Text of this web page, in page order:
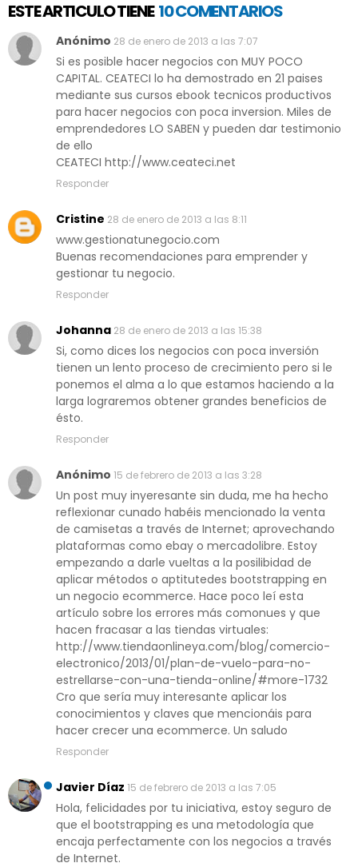
ESTE ARTICULO TIENE 10 COMENTARIOS
Anónimo 28 de enero de 2013 a las 7:07
Si es posible hacer negocios con MUY POCO
CAPITAL. CEATECI lo ha demostrado en 21 paises
mediante sus cursos ebook tecnicos productivos
para hacer negocios con poca inversion. Miles de
emprendedores LO SABEN y pueden dar testimonio
de ello
CEATECI http://www.ceateci.net
Responder
Cristine 28 de enero de 2013 a las 8:11
www.gestionatunegocio.com
Buenas recomendaciones para emprender y
gestionar tu negocio.
Responder
Johanna 28 de enero de 2013 a las 15:38
Si, como dices los negocios con poca inversión
tienen un lento proceso de crecimiento pero si le
ponemos el alma a lo que estamos haciendo a la
larga lograremos obtener grandes beneficios de
ésto.
Responder
Anónimo 15 de febrero de 2013 a las 3:28
Un post muy inyeresante sin duda, me ha hecho
reflexionar cunado habéis mencionado la venta
de camisetas a través de Internet; aprovechando
plataformas como ebay o mercadolibre. Estoy
empezando a darle vueltas a la posilibidad de
aplicar métodos o aptitutedes bootstrapping en
un negocio ecommerce. Hace poco leí esta
artículo sobre los errores más comonues y que
hacen fracasar a las tiendas virtuales:
http://www.tiendaonlineya.com/blog/comercio-
electronico/2013/01/plan-de-vuelo-para-no-
estrellarse-con-una-tienda-online/#more-1732
Cro que sería muy interesante aplicar los
conocimientos y claves que mencionáis para
hacer crecer una ecommerce. Un saludo
Responder
Javier Díaz 15 de febrero de 2013 a las 7:05
Hola, felicidades por tu iniciativa, estoy seguro de
que el bootstrapping es una metodología que
encaja perfectamente con los negocios a través
de Internet.